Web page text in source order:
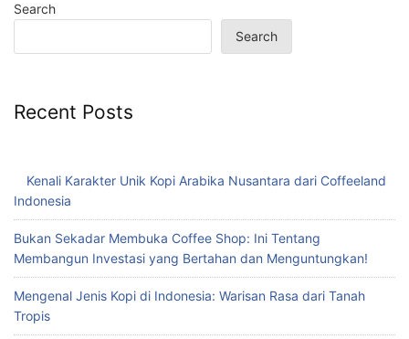
Search
Search
Recent Posts
Kenali Karakter Unik Kopi Arabika Nusantara dari Coffeeland
Indonesia
Bukan Sekadar Membuka Coffee Shop: Ini Tentang
Membangun Investasi yang Bertahan dan Menguntungkan!
Mengenal Jenis Kopi di Indonesia: Warisan Rasa dari Tanah
Tropis